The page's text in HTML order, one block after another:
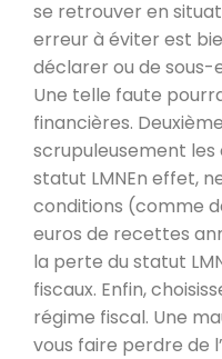
se retrouver en
erreur à éviter est
déclarer ou de sous-
Une telle faute
financières.
scrupuleusement les
statut LMNEn effet,
conditions (comme
euros de recettes
la perte du statut
fiscaux. Enfin,
régime fiscal. Une
vous faire perdre de